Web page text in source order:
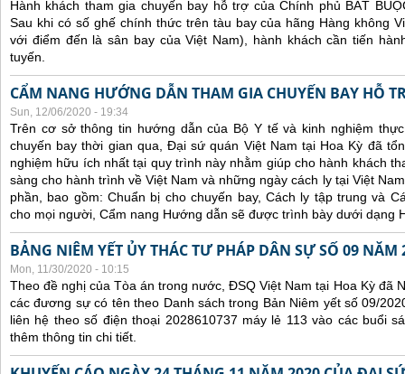
Hành khách tham gia chuyến bay hỗ trợ của Chính phủ BẮT
Sau khi có số ghế chính thức trên tàu bay của hãng Hàng không
với điểm đến là sân bay của Việt Nam), hành khách cần tiến
tuyến.
CẨM NANG HƯỚNG DẪN THAM GIA CHUYẾN BAY HỖ
Sun, 12/06/2020 - 19:34
Trên cơ sở thông tin hướng dẫn của Bộ Y tế và kinh nghiệm
chuyến bay thời gian qua, Đại sứ quán Việt Nam tại Hoa Kỳ đã
nghiệm hữu ích nhất tại quy trình này nhằm giúp cho hành khách
sàng cho hành trình về Việt Nam và những ngày cách ly tại Việt
phần, bao gồm: Chuẩn bị cho chuyến bay, Cách ly tập trung và
cho mọi người, Cẩm nang Hướng dẫn sẽ được trình bày dưới dạng
BẢNG NIÊM YẾT ỦY THÁC TƯ PHÁP DÂN SỰ SỐ 09 NĂM
Mon, 11/30/2020 - 10:15
Theo đề nghị của Tòa án trong nước, ĐSQ Việt Nam tại Hoa Kỳ đã
các đương sự có tên theo Danh sách trong Bản Niêm yết số 09/
liên hệ theo số điện thoại 2028610737 máy lẻ 113 vào các buổi
thêm thông tin chi tiết.